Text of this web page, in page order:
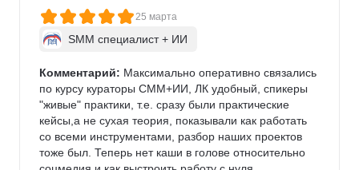
25 марта
SMM специалист + ИИ
Комментарий: Максимально оперативно связались
по курсу кураторы СММ+ИИ, ЛК удобный, спикеры
"живые" практики, т.е. сразу были практические
кейсы,а не сухая теория, показывали как работать
со всеми инструментами, разбор наших проектов
тоже был. Теперь нет каши в голове относительно